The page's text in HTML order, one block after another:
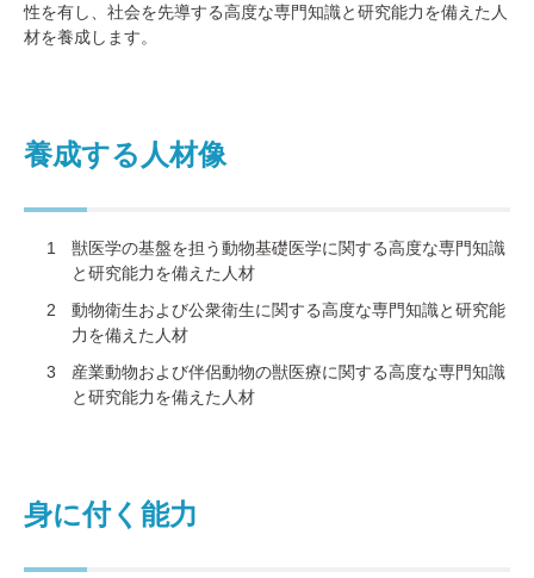
性を有し、社会を先導する高度な専門知識と研究能力を備えた人
材を養成します。
養成する人材像
獣医学の基盤を担う動物基礎医学に関する高度な専門知識
と研究能力を備えた人材
動物衛生および公衆衛生に関する高度な専門知識と研究能
力を備えた人材
産業動物および伴侶動物の獣医療に関する高度な専門知識
と研究能力を備えた人材
身に付く能力